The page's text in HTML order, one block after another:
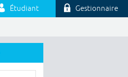
Étudiant Gestionnaire